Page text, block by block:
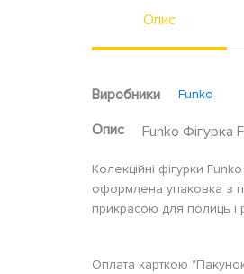
Опис
Виробники Funko
Опис Funko Фігурка
Колекційні фігурки
оформлена упаковка з
прикрасою для полиць і
Оплата карткою